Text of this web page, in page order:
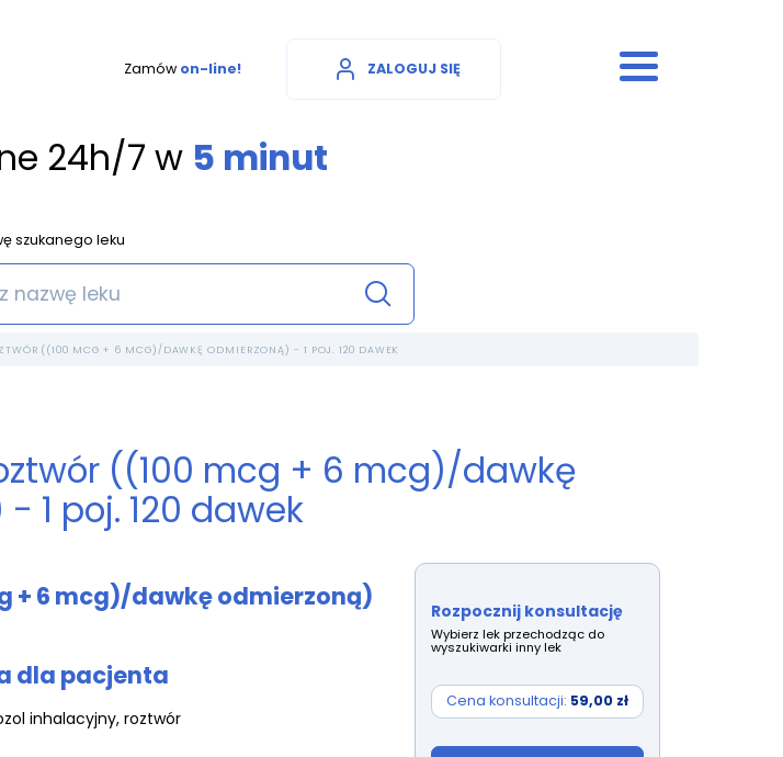
Zamów on-line! ZALOGUJ SIĘ
24h/7 w 5 minut
szukanego leku
((100 MCG + 6 MCG)/DAWKĘ ODMIERZONĄ) - 1 POJ. 120 DAWEK
((100 mcg + 6 mcg)/dawkę
1 poj. 120 dawek
+ 6 mcg)/dawkę odmierzoną)
dla pacjenta
inhalacyjny, roztwór
Rozpocznij konsultację
Wybierz lek przechodząc do
wyszukiwarki inny lek
Cena konsultacji: 59,00 zł